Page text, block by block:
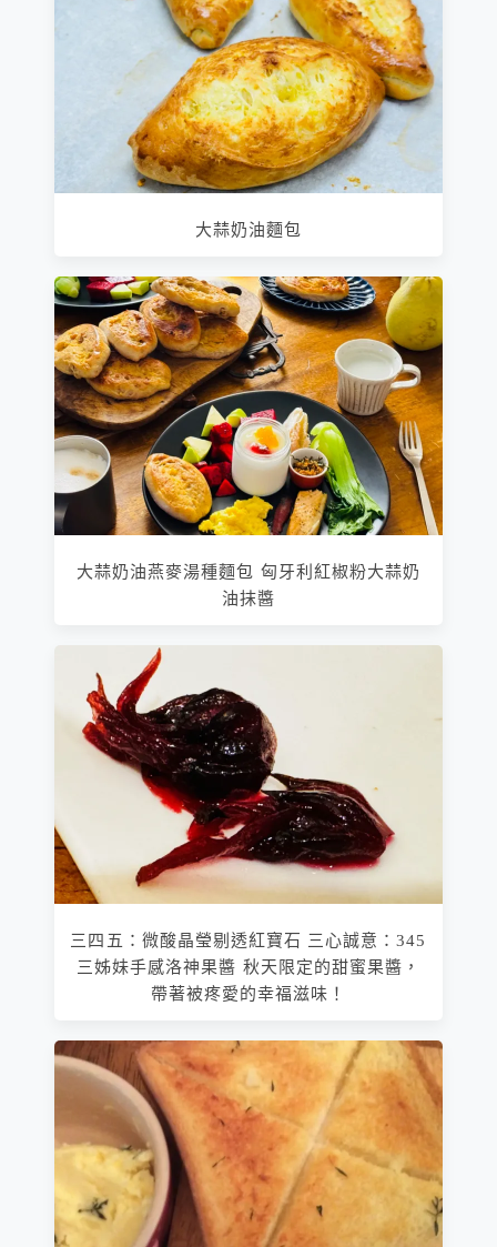
大蒜奶油麵包
大蒜奶油燕麥湯種麵包 匈牙利紅椒粉大蒜奶
油抹醬
三四五：微酸晶瑩剔透紅寶石 三心誠意：345
三姊妹手感洛神果醬 秋天限定的甜蜜果醬，
帶著被疼愛的幸福滋味！